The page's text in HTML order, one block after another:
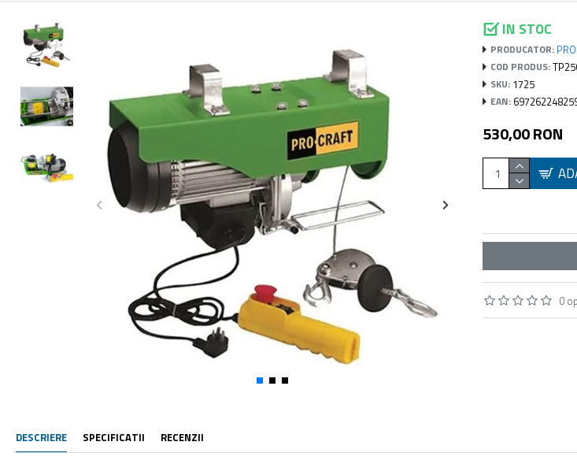
IN STOC
PRODUCATOR:
COD PRODUS:
SKU: 1725
EAN:
0
530,00 RON
DESCRIERE SPECIFICATII RECENZII